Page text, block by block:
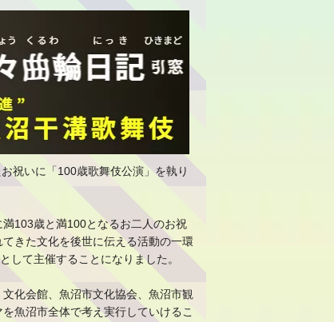
祝いに「100歳歌舞伎公演」を執り
103歳と満100となるお二人のお祝
きた文化を後世に伝える活動の一環
して主催することになりました。
化会館、魚沼市文化協会、魚沼市観
魚沼市全体で考え実行していけるこ